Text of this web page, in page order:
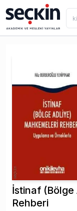
İstinaf
Rehberi